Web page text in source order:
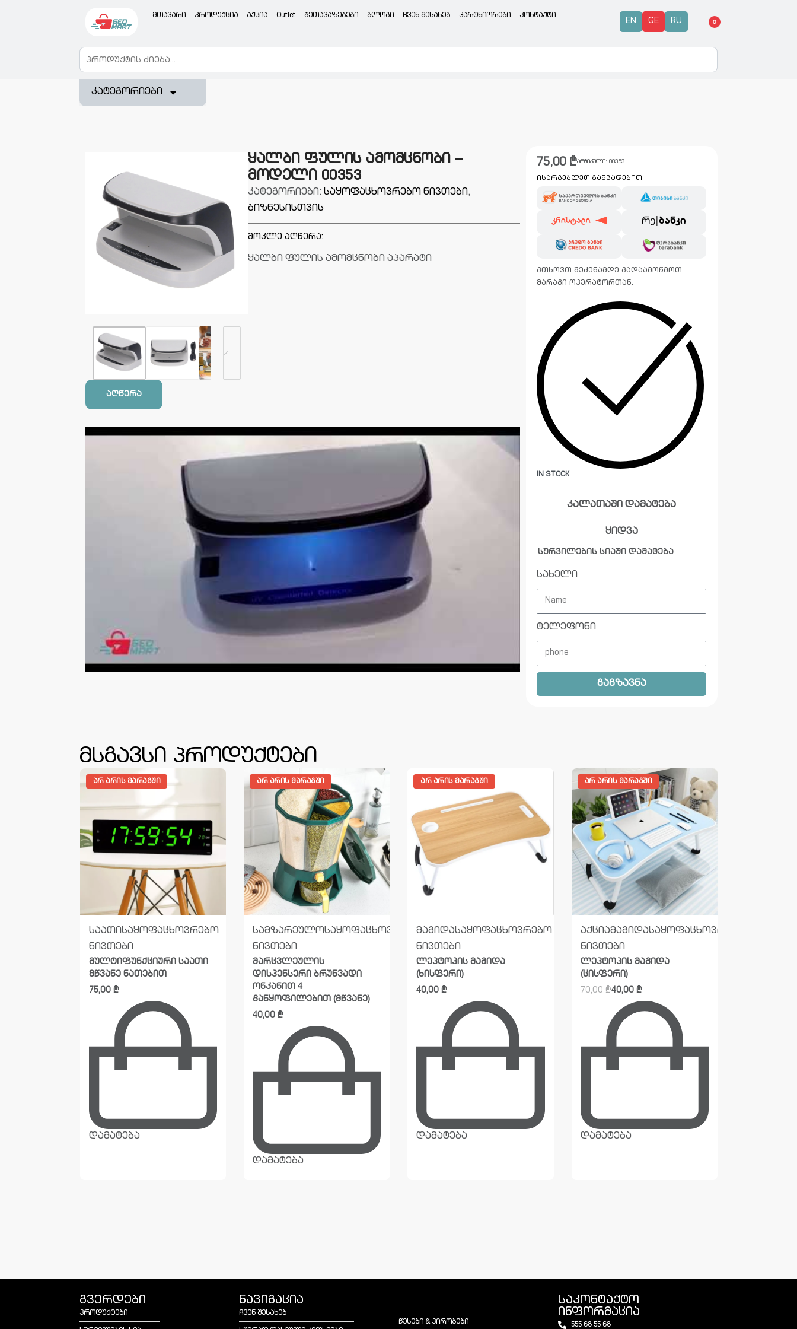
მთავარი პროდუქცია აქცია Outlet შეთავაზებები ბლოგი ჩვენ შესახებ პარტნიორები კონტაქტი
EN GE RU 0
კატეგორიები
ყალბი ფულის ამომცნობი –
მოდელი 00353
კატეგორიები: საყოფაცხოვრებო ნივთები,
ბიზნესისთვის
მოკლე აღწერა:
ყალბი ფულის ამომცნობი აპარატი
აღწერა
75,00 ₾არტიკული: 00353
ისარგებლეთ განვადებით:
გთხოვთ შეძენამდე გადაამოწმოთ
მარაგი ოპერატორთან.
IN STOCK
კალათაში დამატება
ყიდვა
სურვილების სიაში დამატება
სახელი
ტელეფონი
გაგზავნა
მსგავსი პროდუქტები
საყოფაცხოვრებო
ᲐᲠ ᲐᲠᲘᲡ ᲛᲐᲠᲐᲒᲨᲘ
საათისაყოფაცხოვრებო
ნივთები
მულტიფუნქციური საათი
მწვანე ნათებით
75,00 ₾
დამატება
ᲐᲠ ᲐᲠᲘᲡ ᲛᲐᲠᲐᲒᲨᲘ
სამზარეულოსაყოფაცხოვრებო
ნივთები
მარცვლეულის
დისპენსერი ბრუნვადი
ონკანით 4
განყოფილებით (მწვანე)
40,00₾
დამატება
ᲐᲠ ᲐᲠᲘᲡ ᲛᲐᲠᲐᲒᲨᲘ
მაგიდასაყოფაცხოვრებო
ნივთები
ლეპტოპის მაგიდა
(ხისფერი)
40,00₾
დამატება
ᲐᲠ ᲐᲠᲘᲡ ᲛᲐᲠᲐᲒᲨᲘ
აქციამაგიდასაყოფაცხოვრებო
ნივთები
ლეპტოპის მაგიდა
(ცისფერი)
70,00₾40,00 ₾
დამატება
გვერდები
პროდუქტები
ნავიგაცია
ჩვენ შესახებ
წესები & პირობები
საკონტაქტო
ინფორმაცია
555 68 55 68